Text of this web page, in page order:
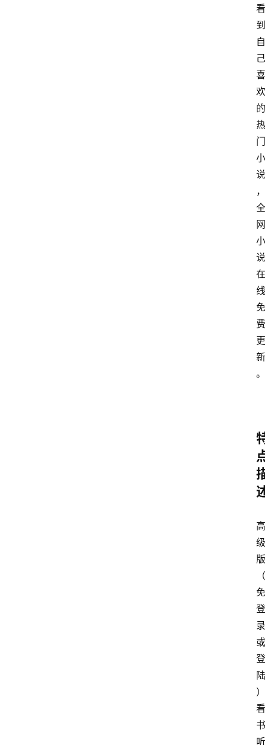
看
到
自
己
喜
欢
的
热
门
小
说
，
全
网
小
说
在
线
免
费
更
新
。
高
级
版
（
免
登
录
或
登
陆
）
看
书
听